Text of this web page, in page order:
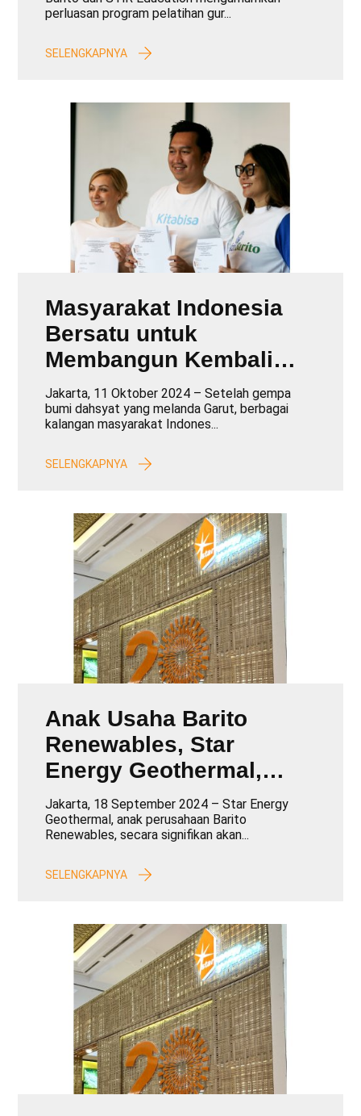
Pembelajaran di
Kabupaten Garut
perluasan program pelatihan gur...
SELENGKAPNYA
Masyarakat Indonesia
Bersatu untuk
Membangun Kembali
Sekolah yang
Dihancurkan oleh
Gempa Bumi
Jakarta, 11 Oktober 2024 – Setelah gempa
bumi dahsyat yang melanda Garut, berbagai
kalangan masyarakat Indones...
SELENGKAPNYA
Anak Usaha Barito
Renewables, Star
Energy Geothermal,
Tingkatkan Kapasitas
102,6 MW dengan
Pengumuman
Pemenang Tender dalam
Internasional
Jakarta, 18 September 2024 – Star Energy
Geothermal, anak perusahaan Barito
Renewables, secara signifikan akan...
SELENGKAPNYA